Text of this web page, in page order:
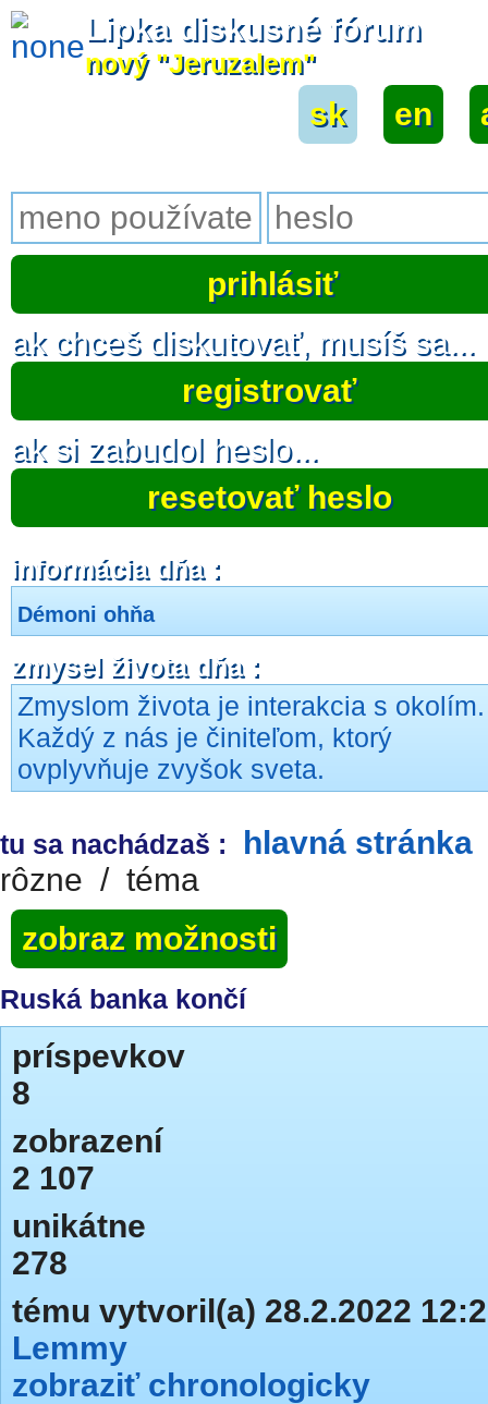
Lipka diskusné fórum
nový "Jeruzalem"
sk en
ak chceš diskutovať, musíš sa...
registrovať
ak si zabudol heslo...
resetovať heslo
informácia dňa :
Démoni ohňa
zmysel života dňa :
Zmyslom života je interakcia s okolím.
Každý z nás je činiteľom, ktorý
ovplyvňuje zvyšok sveta.
tu sa nachádzaš : hlavná stránka
rôzne / téma
zobraz možnosti
Ruská banka končí
príspevkov
8
zobrazení
2 107
unikátne
278
tému vytvoril(a) 28.2.2022
Lemmy
zobraziť chronologicky